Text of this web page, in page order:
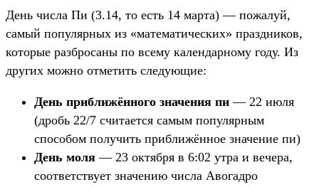
День числа Пи (3.14, то есть 14 марта) — пожалуй,
самый популярных из «математических» праздников,
которые разбросаны по всему календарному году. Из
других можно отметить следующие:
День приближённого значения пи — 22 июля
(дробь 22/7 считается самым популярным
способом получить приближённое значение пи)
День моля — 23 октября в 6:02 утра и вечера,
соответствует значению числа Авогадро